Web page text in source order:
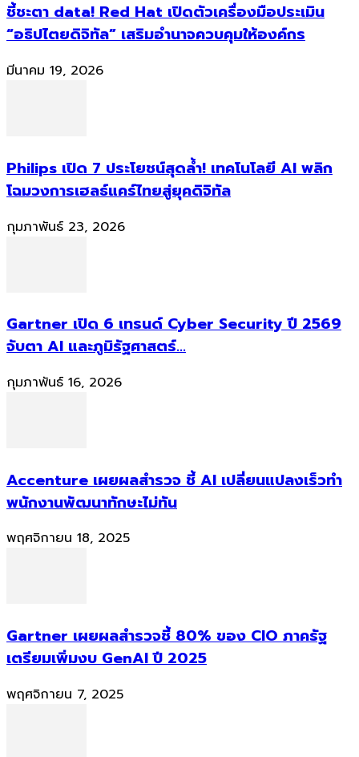
ชี้ชะตา data! Red Hat เปิดตัวเครื่องมือประเมิน
“อธิปไตยดิจิทัล” เสริมอำนาจควบคุมให้องค์กร
มีนาคม 19, 2026
Philips เปิด 7 ประโยชน์สุดล้ำ! เทคโนโลยี AI พลิก
โฉมวงการเฮลธ์แคร์ไทยสู่ยุคดิจิทัล
กุมภาพันธ์ 23, 2026
Gartner เปิด 6 เทรนด์ Cyber Security ปี 2569
จับตา AI และภูมิรัฐศาสตร์...
กุมภาพันธ์ 16, 2026
Accenture เผยผลสำรวจ ชี้ AI เปลี่ยนแปลงเร็วทำ
พนักงานพัฒนาทักษะไม่ทัน
พฤศจิกายน 18, 2025
Gartner เผยผลสำรวจชี้ 80% ของ CIO ภาครัฐ
เตรียมเพิ่มงบ GenAI ปี 2025
พฤศจิกายน 7, 2025